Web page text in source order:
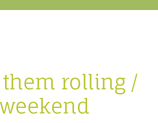
them rolling /